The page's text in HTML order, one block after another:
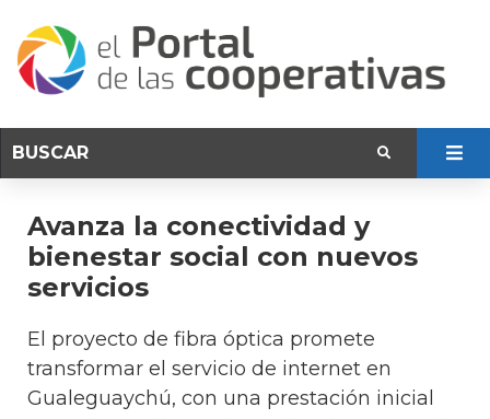
Avanza la conectividad y
bienestar social con nuevos
servicios
El proyecto de fibra óptica promete
transformar el servicio de internet en
Gualeguaychú, con una prestación inicial